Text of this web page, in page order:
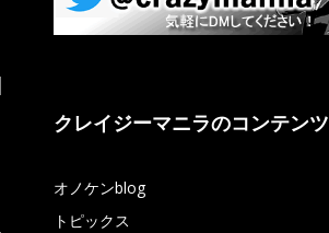
クレイジーマニラのコンテンツ
オノケンblog
トピックス